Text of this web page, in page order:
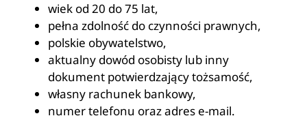
wiek od 20 do 75 lat,
pełna zdolność do czynności prawnych,
polskie obywatelstwo,
aktualny dowód osobisty lub inny
dokument potwierdzający tożsamość,
własny rachunek bankowy,
numer telefonu oraz adres e-mail.